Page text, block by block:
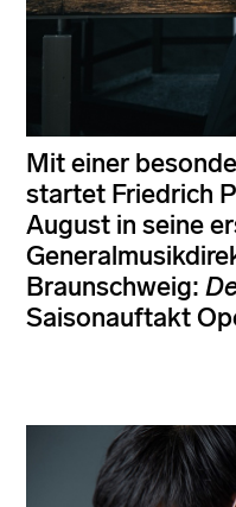
Mit einer
startet Friedrich
August in seine
Braunschweig:
Saisonauftakt